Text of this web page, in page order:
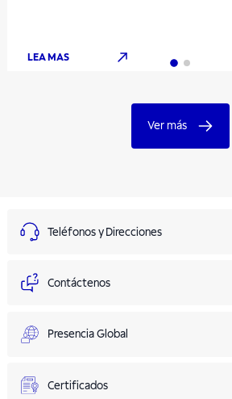
LEA MAS
Ver más
Teléfonos y Direcciones
Contáctenos
Presencia Global
Certificados